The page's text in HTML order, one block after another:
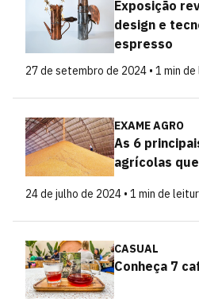
Exposição
design e
espresso
27 de setembro de 2024 • 1 min
EXAME AGRO
As 6
agrícolas
24 de julho de 2024 • 1 min de
CASUAL
Conheça 7